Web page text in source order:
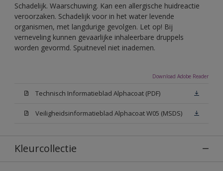
Schadelijk. Waarschuwing. Kan een allergische huidreactie
veroorzaken. Schadelijk voor in het water levende
organismen, met langdurige gevolgen. Let op! Bij
verneveling kunnen gevaarlijke inhaleerbare druppels
worden gevormd. Spuitnevel niet inademen.
Download Adobe Reader
Technisch Informatieblad Alphacoat (PDF)
Veiligheidsinformatieblad Alphacoat W05 (MSDS)
Kleurcollectie